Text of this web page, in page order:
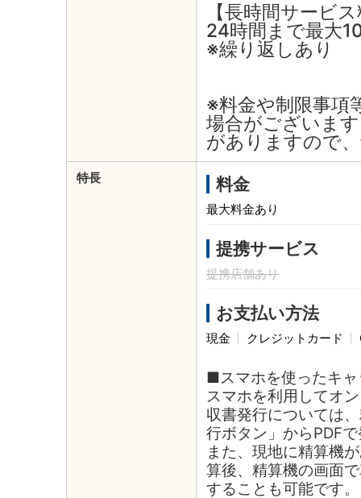
【長時間サービ
24時間まで最大
※繰り返しあり
※料金や制限事項
場合がございま
がありますので
特長 料金
最大料金あり
提携サービス
提携店舗あり
お支払い方法
現金 クレジットカード
■スマホを使ったキ
スマホを利用してオ
収書発行については
行ボタン」からPDF
また、現地に精算機
算後、精算機の画面
することも可能です。